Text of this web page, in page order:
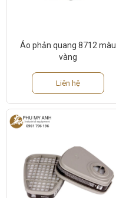
Áo phản quang 8712 màu
vàng
Liên hệ